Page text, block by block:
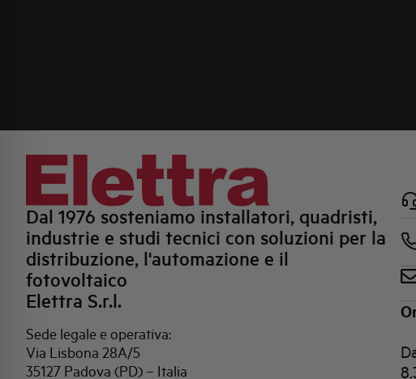
Dal 1976 sosteniamo installatori, quadristi,
industrie e studi tecnici con soluzioni per la
distribuzione, l'automazione e il
fotovoltaico
Elettra S.r.l.
Sede legale e operativa:
Via Lisbona 28A/5
35127 Padova (PD) – Italia